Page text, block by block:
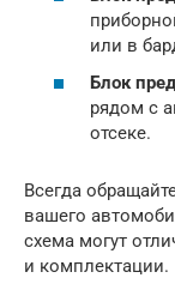
или в
Блок
рядом с
отсеке.
Всегда
вашего
схема могут
и комплектации.